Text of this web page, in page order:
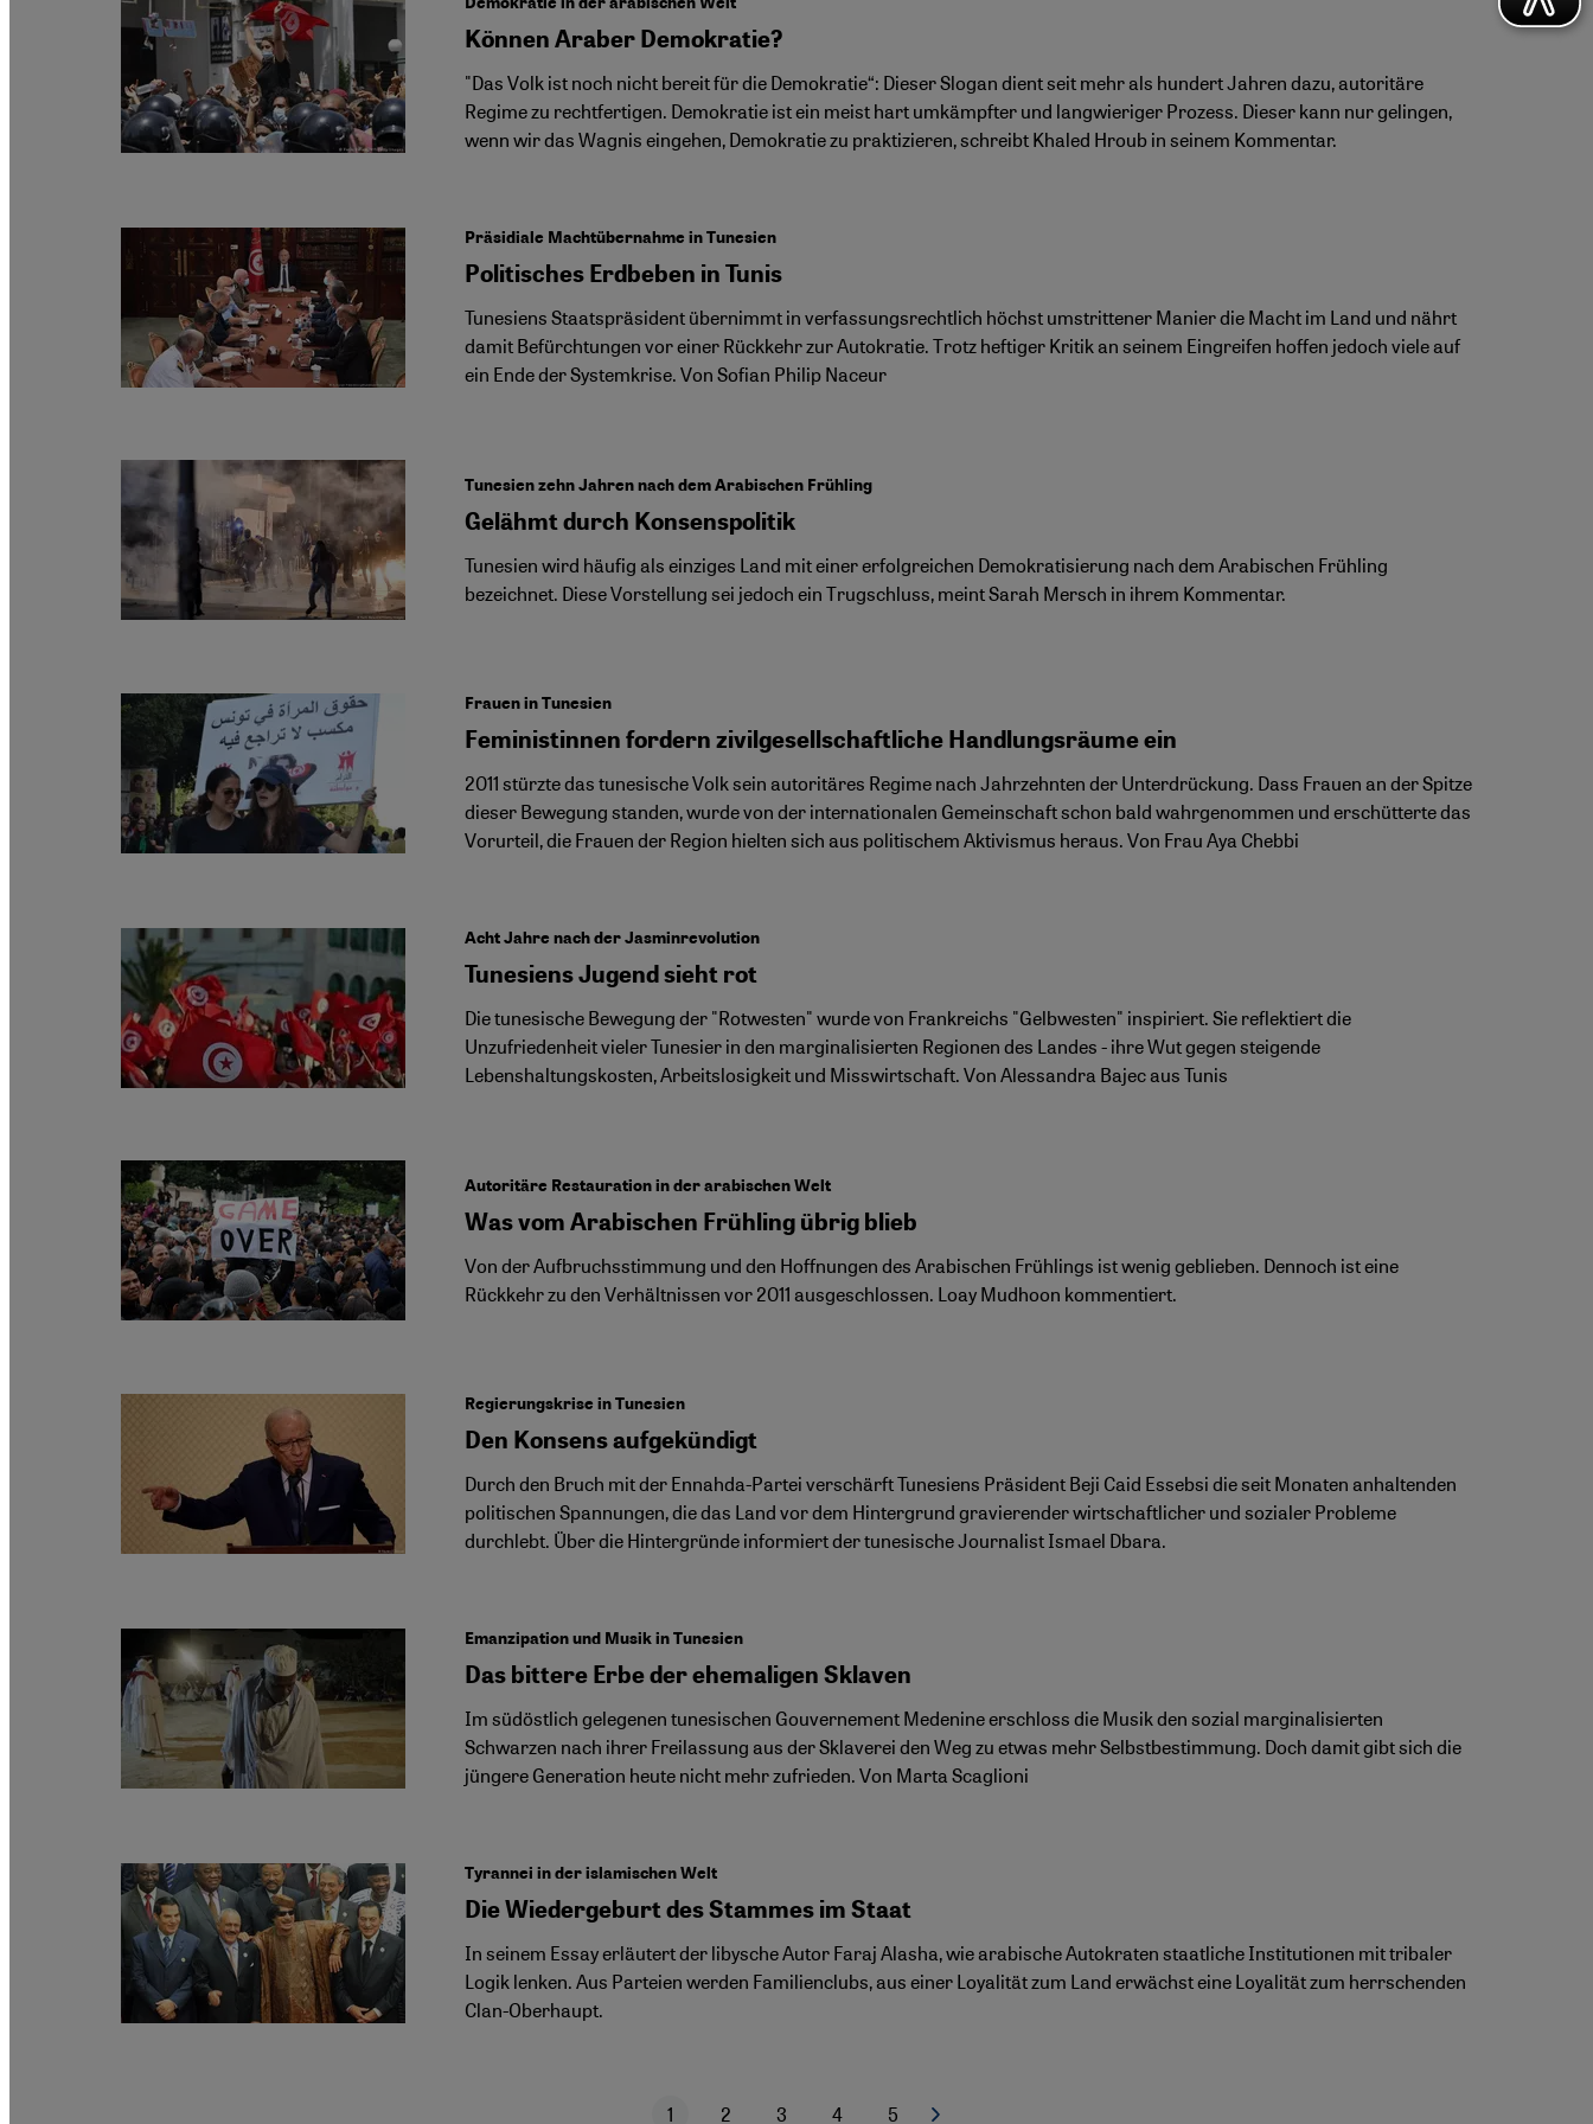
Können Araber Demokratie?
"Das Volk ist noch nicht bereit für die Demokratie“: Dieser Slogan dient seit mehr als hundert Jahren dazu, autoritäre
Regime zu rechtfertigen. Demokratie ist ein meist hart umkämpfter und langwieriger Prozess. Dieser kann nur gelingen,
wenn wir das Wagnis eingehen, Demokratie zu praktizieren, schreibt Khaled Hroub in seinem Kommentar.
Präsidiale Machtübernahme in Tunesien
Politisches Erdbeben in Tunis
Tunesiens Staatspräsident übernimmt in verfassungsrechtlich höchst umstrittener Manier die Macht im Land und nährt
damit Befürchtungen vor einer Rückkehr zur Autokratie. Trotz heftiger Kritik an seinem Eingreifen hoffen jedoch viele auf
ein Ende der Systemkrise. Von Sofian Philip Naceur
Tunesien zehn Jahren nach dem Arabischen Frühling
Gelähmt durch Konsenspolitik
Tunesien wird häufig als einziges Land mit einer erfolgreichen Demokratisierung nach dem Arabischen Frühling
bezeichnet. Diese Vorstellung sei jedoch ein Trugschluss, meint Sarah Mersch in ihrem Kommentar.
Frauen in Tunesien
Feministinnen fordern zivilgesellschaftliche Handlungsräume ein
2011 stürzte das tunesische Volk sein autoritäres Regime nach Jahrzehnten der Unterdrückung. Dass Frauen an der Spitze
dieser Bewegung standen, wurde von der internationalen Gemeinschaft schon bald wahrgenommen und erschütterte das
Vorurteil, die Frauen der Region hielten sich aus politischem Aktivismus heraus. Von Frau Aya Chebbi
Acht Jahre nach der Jasminrevolution
Tunesiens Jugend sieht rot
Die tunesische Bewegung der "Rotwesten" wurde von Frankreichs "Gelbwesten" inspiriert. Sie reflektiert die
Unzufriedenheit vieler Tunesier in den marginalisierten Regionen des Landes - ihre Wut gegen steigende
Lebenshaltungskosten, Arbeitslosigkeit und Misswirtschaft. Von Alessandra Bajec aus Tunis
Autoritäre Restauration in der arabischen Welt
Was vom Arabischen Frühling übrig blieb
Von der Aufbruchsstimmung und den Hoffnungen des Arabischen Frühlings ist wenig geblieben. Dennoch ist eine
Rückkehr zu den Verhältnissen vor 2011 ausgeschlossen. Loay Mudhoon kommentiert.
Regierungskrise in Tunesien
Den Konsens aufgekündigt
Durch den Bruch mit der Ennahda-Partei verschärft Tunesiens Präsident Beji Caid Essebsi die seit Monaten anhaltenden
politischen Spannungen, die das Land vor dem Hintergrund gravierender wirtschaftlicher und sozialer Probleme
durchlebt. Über die Hintergründe informiert der tunesische Journalist Ismael Dbara.
Emanzipation und Musik in Tunesien
Das bittere Erbe der ehemaligen Sklaven
Im südöstlich gelegenen tunesischen Gouvernement Medenine erschloss die Musik den sozial marginalisierten
Schwarzen nach ihrer Freilassung aus der Sklaverei den Weg zu etwas mehr Selbstbestimmung. Doch damit gibt sich die
jüngere Generation heute nicht mehr zufrieden. Von Marta Scaglioni
Tyrannei in der islamischen Welt
Die Wiedergeburt des Stammes im Staat
In seinem Essay erläutert der libysche Autor Faraj Alasha, wie arabische Autokraten staatliche Institutionen mit tribaler
Logik lenken. Aus Parteien werden Familienclubs, aus einer Loyalität zum Land erwächst eine Loyalität zum herrschenden
Clan-Oberhaupt.
1 2 3 4 5 Nächste Seite